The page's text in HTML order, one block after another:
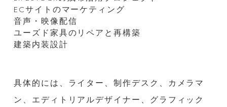
ECサイトのマーケティング
音声・映像配信
ユーズド家具のリペアと再構築
建築内装設計
具体的には、ライター、制作デスク、カメラマ
ン、エディトリアルデザイナー、グラフィック